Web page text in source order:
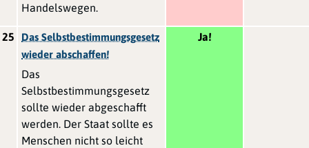
Handelswegen.
25
Das Selbstbestimmungsgesetz
wieder abschaffen!
Das
Selbstbestimmungsgesetz
sollte wieder abgeschafft
werden. Der Staat sollte es
Menschen nicht so leicht
Ja!